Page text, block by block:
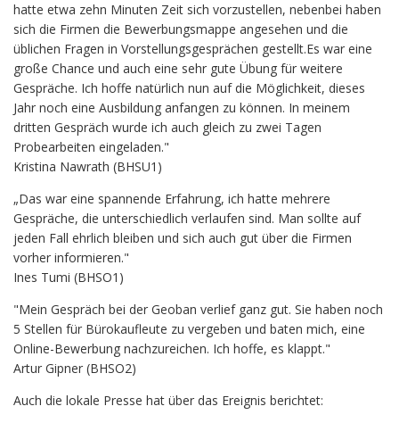
hatte etwa zehn Minuten Zeit sich vorzustellen, nebenbei haben
sich die Firmen die Bewerbungsmappe angesehen und die
üblichen Fragen in Vorstellungsgesprächen gestellt.Es war eine
große Chance und auch eine sehr gute Übung für weitere
Gespräche. Ich hoffe natürlich nun auf die Möglichkeit, dieses
Jahr noch eine Ausbildung anfangen zu können. In meinem
dritten Gespräch wurde ich auch gleich zu zwei Tagen
Probearbeiten eingeladen."
Kristina Nawrath (BHSU1)
„Das war eine spannende Erfahrung, ich hatte mehrere
Gespräche, die unterschiedlich verlaufen sind. Man sollte auf
jeden Fall ehrlich bleiben und sich auch gut über die Firmen
vorher informieren."
Ines Tumi (BHSO1)
"Mein Gespräch bei der Geoban verlief ganz gut. Sie haben noch
5 Stellen für Bürokaufleute zu vergeben und baten mich, eine
Online-Bewerbung nachzureichen. Ich hoffe, es klappt."
Artur Gipner (BHSO2)
Auch die lokale Presse hat über das Ereignis berichtet: